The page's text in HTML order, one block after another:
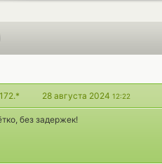
28 августа 2024 12:22
без задержек!